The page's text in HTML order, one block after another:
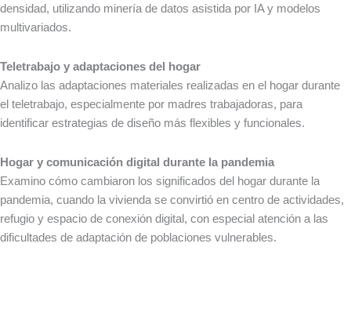
densidad, utilizando minería de datos asistida por IA y modelos
multivariados.
Teletrabajo y adaptaciones del hogar
Analizo las adaptaciones materiales realizadas en el hogar durante
el teletrabajo, especialmente por madres trabajadoras, para
identificar estrategias de diseño más flexibles y funcionales.
Hogar y comunicación digital durante la pandemia
Examino cómo cambiaron los significados del hogar durante la
pandemia, cuando la vivienda se convirtió en centro de actividades,
refugio y espacio de conexión digital, con especial atención a las
dificultades de adaptación de poblaciones vulnerables.